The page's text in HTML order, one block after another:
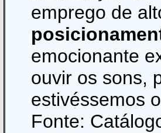
emprego de
emocionante
ouvir os sons,
estivéssemos
Fonte: